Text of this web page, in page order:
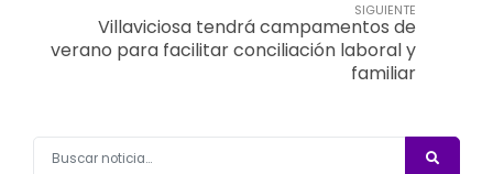
SIGUIENTE
Villaviciosa tendrá campamentos de
verano para facilitar conciliación laboral y
familiar